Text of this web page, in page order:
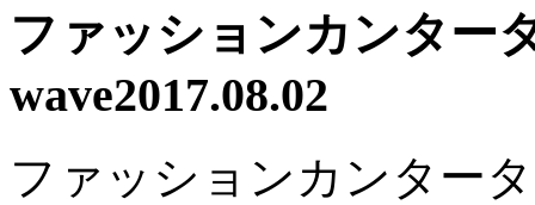
ファッションカンタ
wave2017.08.02
ファッションカンター